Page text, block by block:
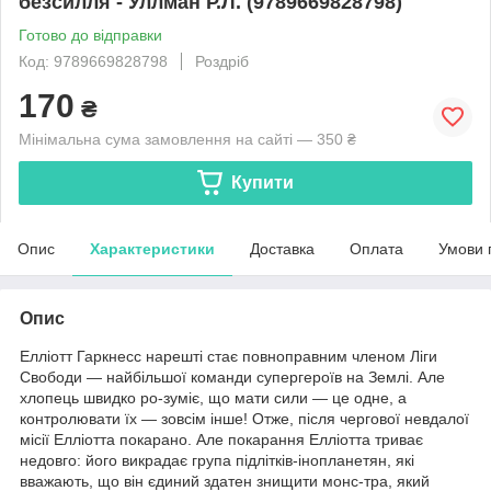
Готово до відправки
Код: 9789669828798
Роздріб
170 ₴
Мінімальна сума замовлення на сайті — 350 ₴
Купити
Опис Характеристики Доставка Оплата Умови
Опис
Елліотт Гаркнесс нарешті стає повноправним членом Ліги
Свободи — найбільшої команди супергероїв на Землі. Але
хлопець швидко ро-зуміє, що мати сили — це одне, а
контролювати їх — зовсім інше! Отже, після чергової невдалої
місії Елліотта покарано. Але покарання Елліотта триває
недовго: його викрадає група підлітків-інопланетян, які
вважають, що він єдиний здатен знищити монс-тра, який